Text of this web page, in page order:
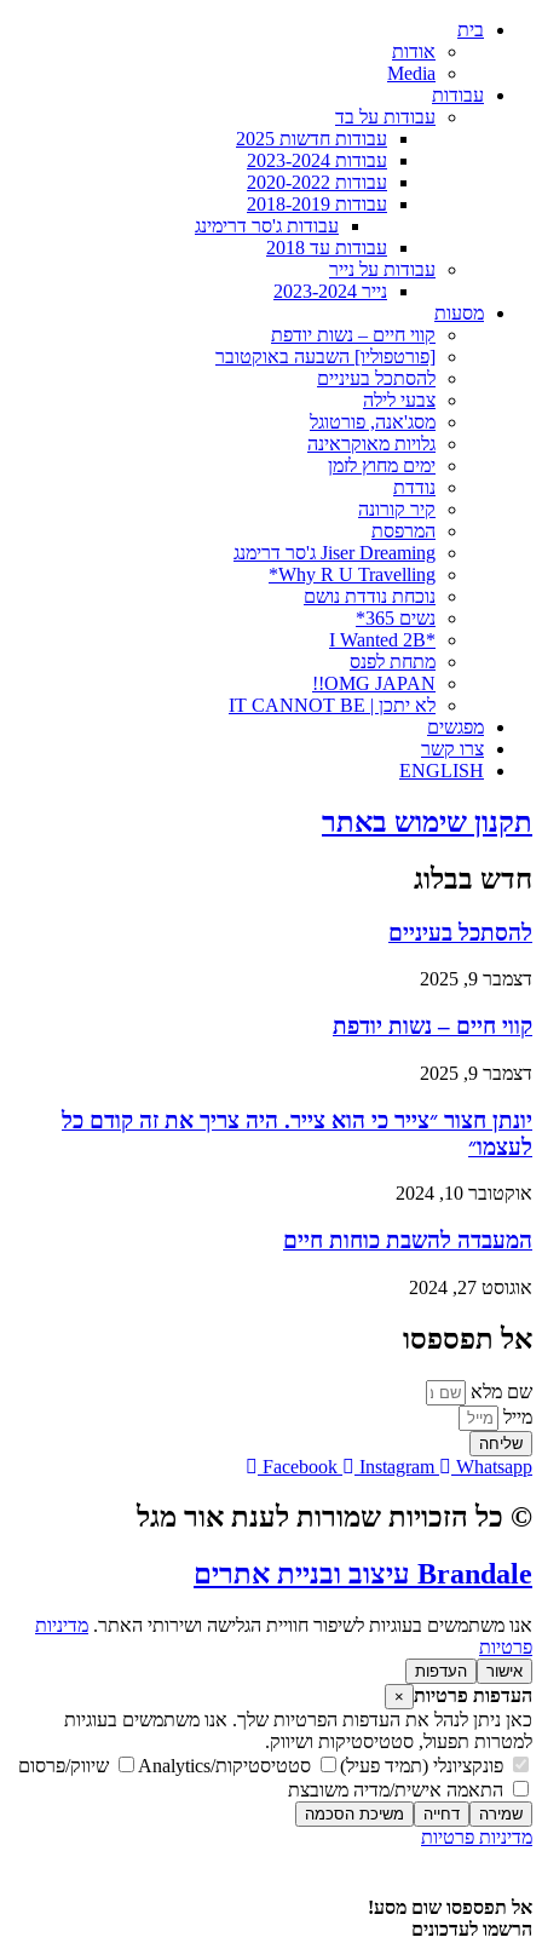
בית
אודות
Media
עבודות
עבודות על בד
עבודות חדשות 2025
עבודות 2023-2024
עבודות 2020-2022
עבודות 2018-2019
עבודות ג'סר דרימינג
עבודות עד 2018
עבודות על נייר
נייר 2023-2024
מסעות
קווי חיים – נשות יודפת
[פורטפוליו] השבעה באוקטובר
להסתכל בעיניים
צבעי לילה
מסג'אנה, פורטוגל
גלויות מאוקראינה
ימים מחוץ לזמן
נודדת
קיר קורונה
המרפסת
Jiser Dreaming ג'סר דרימנג
Why R U Travelling*
נוכחת נודדת נושם
נשים 365*
*I Wanted 2B
מתחת לפנס
OMG JAPAN!!
לא יתכן | IT CANNOT BE
מפגשים
צרו קשר
ENGLISH
תקנון שימוש באתר
חדש בבלוג
להסתכל בעיניים
דצמבר 9, 2025
קווי חיים – נשות יודפת
דצמבר 9, 2025
יונתן חצור ״צייר כי הוא צייר. היה צריך את זה קודם כל
לעצמו״
אוקטובר 10, 2024
המעבדה להשבת כוחות חיים
אוגוסט 27, 2024
אל תפספסו
שם מלא
מייל
שליחה
Facebook Instagram Whatsapp
© כל הזכויות שמורות לענת אור מגל
Brandale עיצוב ובניית אתרים
אנו משתמשים בעוגיות לשיפור חוויית הגלישה ושירותי האתר. מדיניות
פרטיות
אישור העדפות
העדפות פרטיות ×
כאן ניתן לנהל את העדפות הפרטיות שלך. אנו משתמשים בעוגיות
למטרות תפעול, סטטיסטיקות ושיווק.
פונקציונלי (תמיד פעיל)
סטטיסטיקות/Analytics
שיווק/פרסום
התאמה אישית/מדיה משובצת
שמירה דחייה משיכת הסכמה
מדיניות פרטיות
אל תפספסו שום מסע!
הרשמו לעדכונים